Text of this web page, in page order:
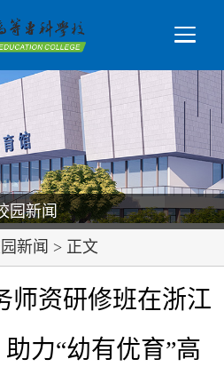
园新闻
新闻 > 正文
师资研修班在浙江
力“幼有优育”高